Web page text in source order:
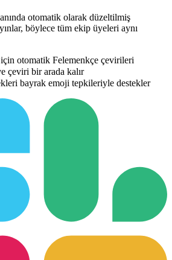
otomatik olarak düzeltilmiş
böylece tüm ekip üyeleri aynı
otomatik Felemenkçe çevirileri
çeviri bir arada kalır
bayrak emoji tepkileriyle destekler